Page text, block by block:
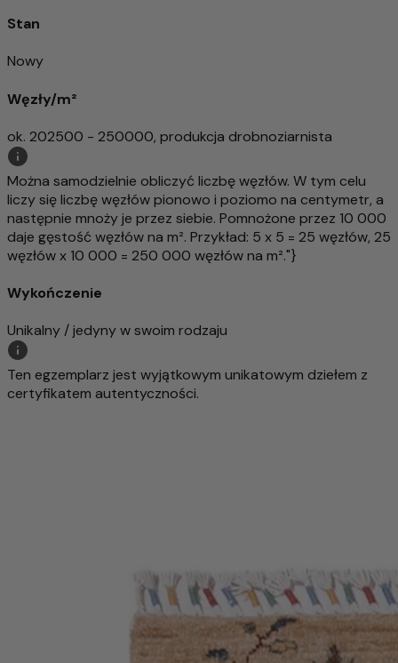
Stan
Nowy
Węzły/m²
ok. 202500 - 250000, produkcja drobnoziarnista
Można samodzielnie obliczyć liczbę węzłów. W tym celu
liczy się liczbę węzłów pionowo i poziomo na centymetr, a
następnie mnoży je przez siebie. Pomnożone przez 10 000
daje gęstość węzłów na m². Przykład: 5 x 5 = 25 węzłów, 25
węzłów x 10 000 = 250 000 węzłów na m²."}
Wykończenie
Unikalny / jedyny w swoim rodzaju
Ten egzemplarz jest wyjątkowym unikatowym dziełem z
certyfikatem autentyczności.